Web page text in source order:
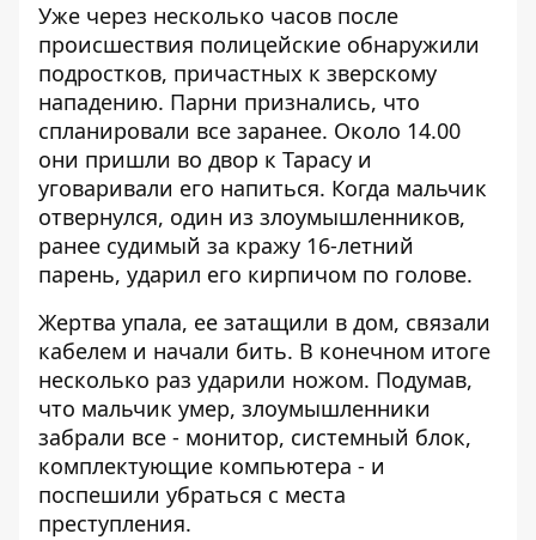
Уже через несколько часов после
происшествия полицейские обнаружили
подростков, причастных к зверскому
нападению. Парни признались, что
спланировали все заранее. Около 14.00
они пришли во двор к Тарасу и
уговаривали его напиться. Когда мальчик
отвернулся, один из злоумышленников,
ранее судимый за кражу 16-летний
парень, ударил его кирпичом по голове.
Жертва упала, ее затащили в дом, связали
кабелем и начали бить. В конечном итоге
несколько раз ударили ножом. Подумав,
что мальчик умер, злоумышленники
забрали все - монитор, системный блок,
комплектующие компьютера - и
поспешили убраться с места
преступления.